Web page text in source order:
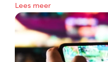
Lees meer